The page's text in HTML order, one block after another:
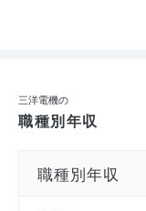
三洋電機の
職種別年収
職種別年収